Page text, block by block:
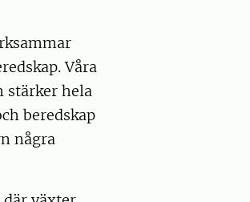
Våra
stärker hela
beredskap
några